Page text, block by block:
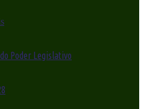
Poder Legislativo